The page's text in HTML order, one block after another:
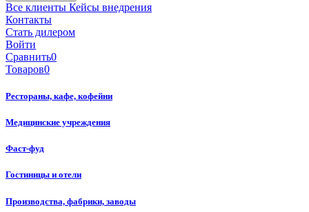
Все клиенты Кейсы внедрения
Контакты
Стать дилером
Войти
Сравнить0
Товаров0
Рестораны, кафе, кофейни
Медицинские учреждения
Фаст-фуд
Гостиницы и отели
Производства, фабрики, заводы